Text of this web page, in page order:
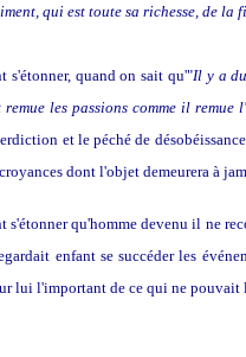
qui est toute sa richesse, de
s'étonner, quand on sait qu'"Il y a
remue les passions comme il remue
et le péché de
dont l'objet demeurera à
s'étonner qu'homme devenu il ne
enfant se succéder les
lui l'important de ce qui ne pouvait